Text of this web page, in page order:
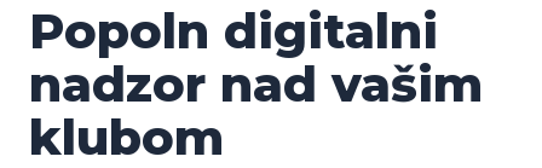
Popoln digitalni
nadzor nad vašim
klubom